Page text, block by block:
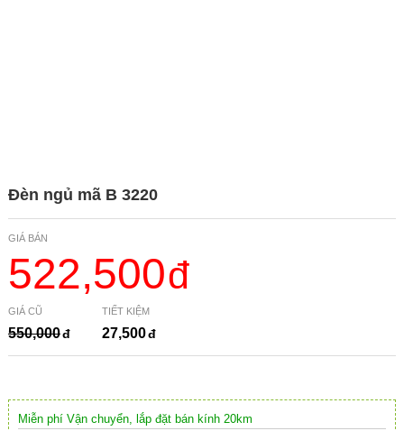
Đèn ngủ mã B 3220
GIÁ BÁN
522,500
GIÁ CŨ
550,000
TIẾT KIỆM
27,500
Miễn phí Vận chuyển, lắp đặt bán kính 20km